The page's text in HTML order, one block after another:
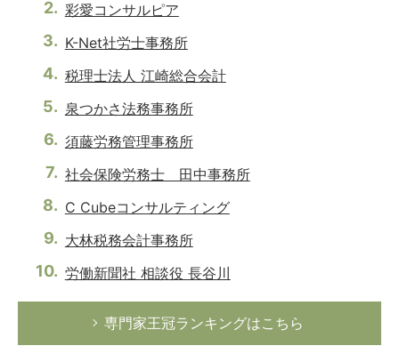
彩愛コンサルピア
K-Net社労士事務所
税理士法人 江崎総合会計
泉つかさ法務事務所
須藤労務管理事務所
社会保険労務士 田中事務所
C Cubeコンサルティング
大林税務会計事務所
労働新聞社 相談役 長谷川
専門家王冠ランキングはこちら